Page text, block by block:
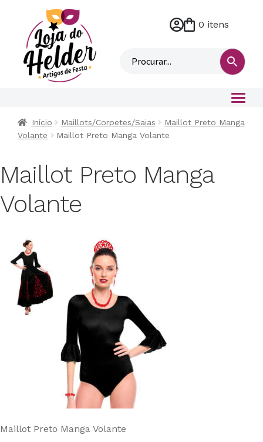
M
n
0 itens
Início Maillots/Corpetes/Saias
Maillot Preto Manga
Volante
Maillot Preto Manga Volante
Maillot Preto Manga
Volante
Maillot Preto Manga Volante